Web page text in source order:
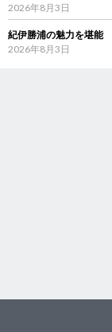
2026年8月3日
紀伊勝浦の魅力を堪能
2026年8月3日